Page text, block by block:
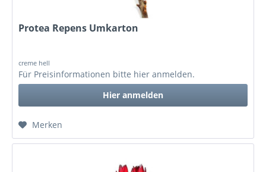
Protea Repens Umkarton
creme hell
Für Preisinformationen bitte hier anmelden.
Hier anmelden
Merken